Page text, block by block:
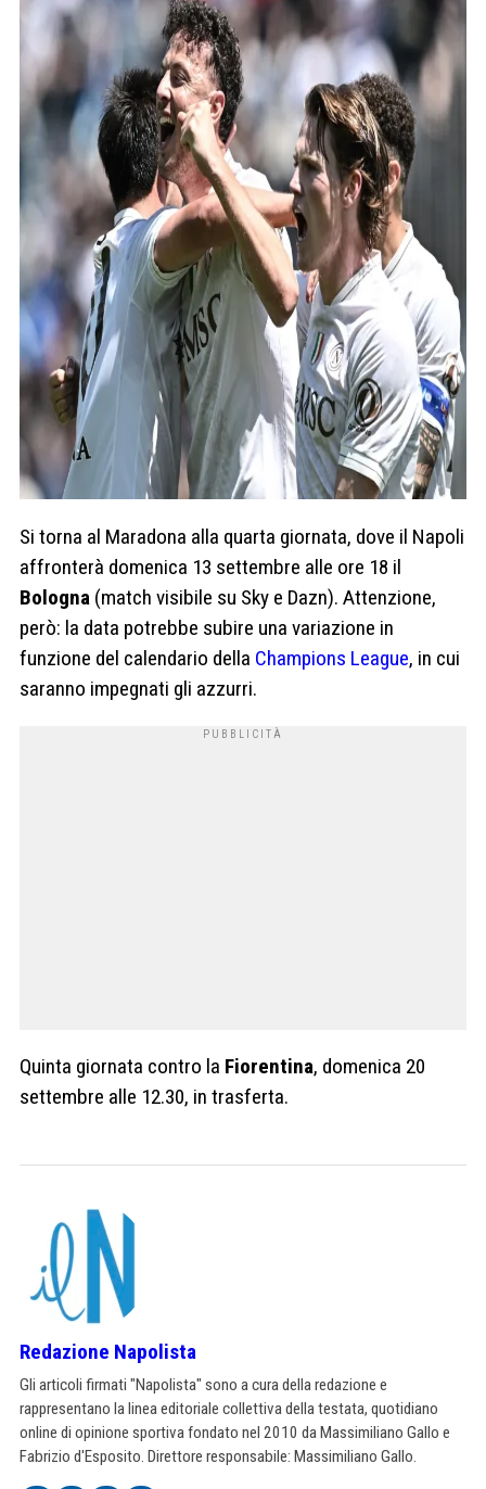
Si torna al Maradona alla quarta giornata, dove il Napoli
affronterà domenica 13 settembre alle ore 18 il
Bologna (match visibile su Sky e Dazn). Attenzione,
però: la data potrebbe subire una variazione in
funzione del calendario della Champions League, in cui
saranno impegnati gli azzurri.
Quinta giornata contro la Fiorentina, domenica 20
settembre alle 12.30, in trasferta.
Redazione Napolista
Gli articoli firmati "Napolista" sono a cura della redazione e
rappresentano la linea editoriale collettiva della testata, quotidiano
online di opinione sportiva fondato nel 2010 da Massimiliano Gallo e
Fabrizio d'Esposito. Direttore responsabile: Massimiliano Gallo.